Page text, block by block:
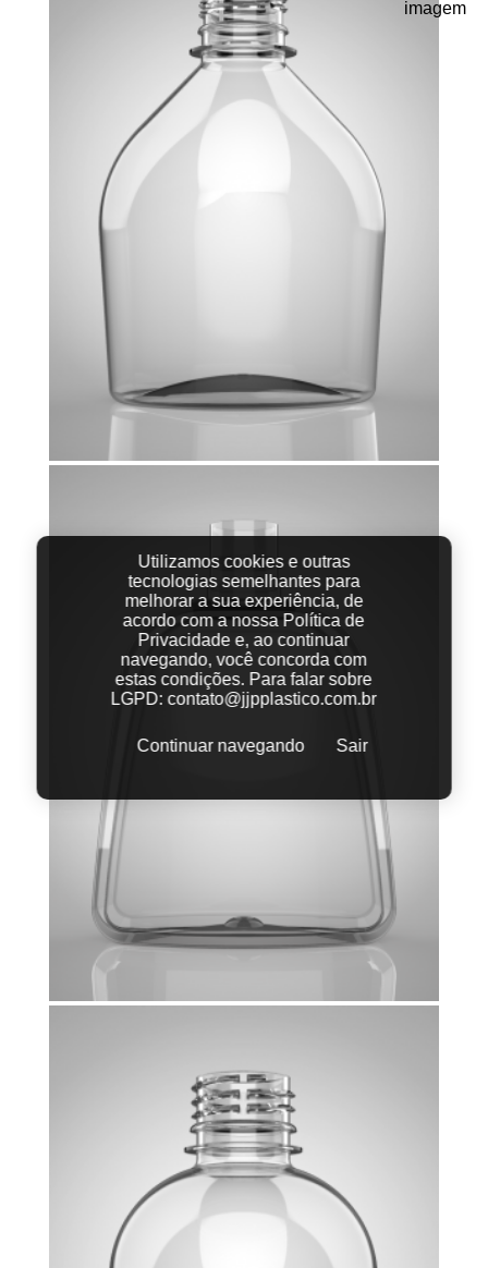
Utilizamos cookies e outras
tecnologias semelhantes para
melhorar a sua experiência, de
acordo com a nossa Política de
Privacidade e, ao continuar
navegando, você concorda com
estas condições. Para falar sobre
LGPD:contato@jjpplastico.com.br
Continuar navegando Sair